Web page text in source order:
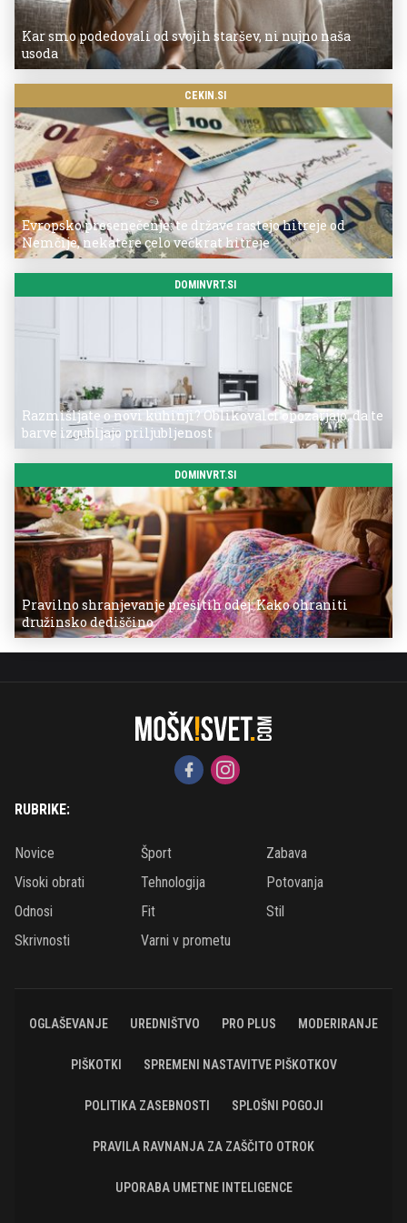
Kar smo podedovali od svojih staršev, ni nujno naša
usoda
CEKIN.SI
Evropsko presenečenje: te države rastejo hitreje od
Nemčije, nekatere celo večkrat hitreje
DOMINVRT.SI
Razmišljate o novi kuhinji? Oblikovalci opozarjajo, da te
barve izgubljajo priljubljenost
DOMINVRT.SI
Pravilno shranjevanje prešitih odej: Kako ohraniti
družinsko dediščino
RUBRIKE:
Novice Šport
Zabava
Visoki obrati
Tehnologija
Potovanja
Odnosi
Fit
Stil
Skrivnosti
Varni v prometu
OGLAŠEVANJE UREDNIŠTVO PRO PLUS MODERIRANJE
PIŠKOTKI SPREMENI NASTAVITVE PIŠKOTKOV
POLITIKA ZASEBNOSTI SPLOŠNI POGOJI
PRAVILA RAVNANJA ZA ZAŠČITO OTROK
UPORABA UMETNE INTELIGENCE